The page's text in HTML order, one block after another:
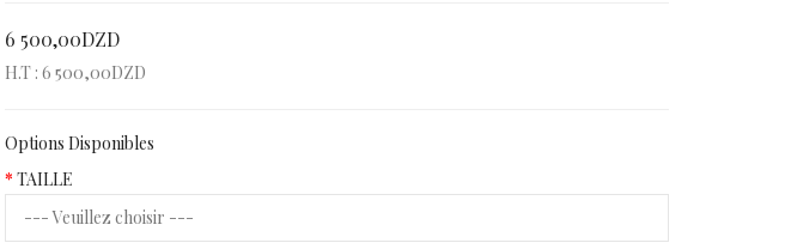
6 500,00DZD
H.T : 6 500,00DZD
Options Disponibles
TAILLE